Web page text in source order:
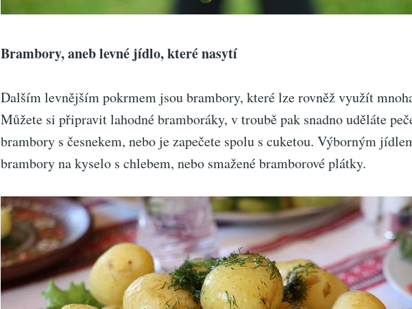
Brambory, aneb levné jídlo, které nasytí
Dalším levnějším pokrmem jsou brambory, které lze rovněž využít
Můžete si připravit lahodné bramboráky, v troubě pak snadno uděláte
brambory s česnekem, nebo je zapečete spolu s cuketou. Výborným
brambory na kyselo s chlebem, nebo smažené bramborové plátky.